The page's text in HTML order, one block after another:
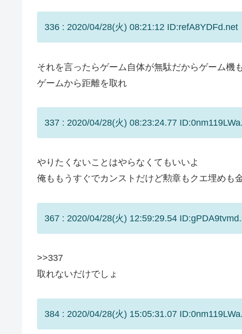
336 : 2020/04/28(火) 08:21:12 ID:refA8YDFd.net
それを言ったらゲーム自体が無駄だからゲーム機
ゲームから距離を取れ
337 : 2020/04/28(火) 08:23:24.77
やりたくないことはやらなくてもいいよ
俺ももうすぐでカンストだけど勲章もクエ埋めも
367 : 2020/04/28(火) 12:59:29.54
>>337
取れないだけでしょ
384 : 2020/04/28(火) 15:05:31.07